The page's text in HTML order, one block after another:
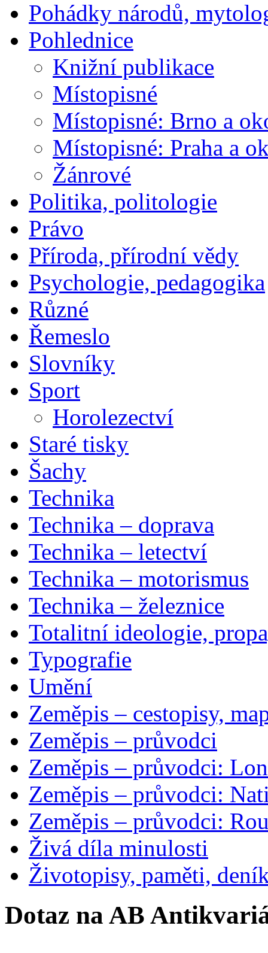
Pohádky národů,
Pohlednice
Knižní publikace
Místopisné
Místopisné: Brno a
Místopisné: Praha a
Žánrové
Politika, politologie
Právo
Příroda, přírodní vědy
Psychologie, pedagogika
Různé
Řemeslo
Slovníky
Sport
Horolezectví
Staré tisky
Šachy
Technika
Technika – doprava
Technika – letectví
Technika – motorismus
Technika – železnice
Totalitní ideologie,
Typografie
Umění
Zeměpis – cestopisy,
Zeměpis – průvodci
Zeměpis – průvodci:
Zeměpis – průvodci:
Zeměpis – průvodci:
Živá díla minulosti
Životopisy, paměti,
Dotaz na AB